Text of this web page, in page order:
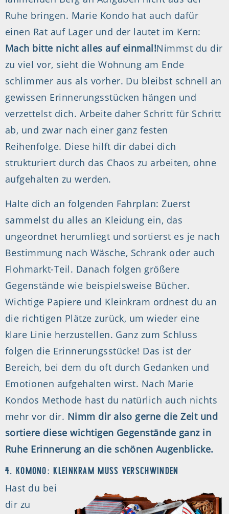
Ruhe bringen. Marie Kondo hat auch dafür
einen Rat auf Lager und der lautet im Kern:
Mach bitte nicht alles auf einmal!Nimmst du dir
zu viel vor, sieht die Wohnung am Ende
schlimmer aus als vorher. Du bleibst schnell an
gewissen Erinnerungsstücken hängen und
verzettelst dich. Arbeite daher Schritt für Schritt
ab, und zwar nach einer ganz festen
Reihenfolge. Diese hilft dir dabei dich
strukturiert durch das Chaos zu arbeiten, ohne
aufgehalten zu werden.
Halte dich an folgenden Fahrplan: Zuerst
sammelst du alles an Kleidung ein, das
ungeordnet herumliegt und sortierst es je nach
Bestimmung nach Wäsche, Schrank oder auch
Flohmarkt-Teil. Danach folgen größere
Gegenstände wie beispielsweise Bücher.
Wichtige Papiere und Kleinkram ordnest du an
die richtigen Plätze zurück, um wieder eine
klare Linie herzustellen. Ganz zum Schluss
folgen die Erinnerungsstücke! Das ist der
Bereich, bei dem du oft durch Gedanken und
Emotionen aufgehalten wirst. Nach Marie
Kondos Methode hast du natürlich auch nichts
mehr vor dir. Nimm dir also gerne die Zeit und
sortiere diese wichtigen Gegenstände ganz in
Ruhe Erinnerung an die schönen Augenblicke.
4. KOMONO: KLEINKRAM MUSS VERSCHWINDEN
Hast du bei
dir zu